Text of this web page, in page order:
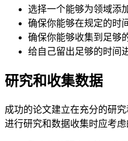
选择一个能够为领域添
确保你能够在规定的时
确保你能够收集到足够
给自己留出足够的时间
研究和收集数据
成功的论文建立在充分的研
进行研究和数据收集时应考虑